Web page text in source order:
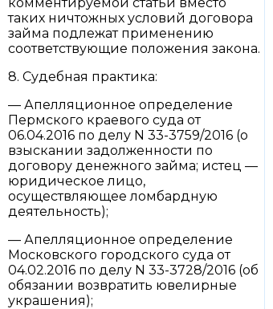
таких ничтожных условий договора
займа подлежат применению
соответствующие положения закона.
8. Судебная практика:
— Апелляционное определение
Пермского краевого суда от
06.04.2016 по делу N 33-3759/2016 (о
взыскании задолженности по
договору денежного займа; истец —
юридическое лицо,
осуществляющее ломбардную
деятельность);
— Апелляционное определение
Московского городского суда от
04.02.2016 по делу N 33-3728/2016 (об
обязании возвратить ювелирные
украшения);